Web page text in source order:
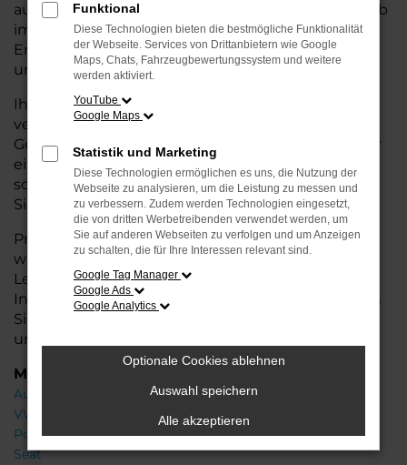
auf Komfort und Qualität verzichten zu müssen. Ob
im Stadtverkehr oder für längere Fahrten, der
Enyaq überzeugt durch Fahrkomfort, Sicherheit
und Wirtschaftlichkeit.
Ihr Škoda Autohaus in Syke ist Ihr
vertrauenswürdiger Partner, wenn es um
Gebrauchtwagen geht. Wir bieten Ihnen nicht nur
eine große Auswahl an geprüften Fahrzeugen,
sondern auch eine fachkundige Beratung, damit
Sie das für Sie passende Modell finden.
Profitieren Sie von unseren zusätzlichenServices
wie attraktiven Finanzierungsmöglichkeiten,
Leasingangeboten und der bequemen
Inzahlungnahme Ihres alten Fahrzeugs. Besuchen
Sie uns und überzeugen Sie sich von der Qualität
und dem Service, den wir Ihnen bieten!
Marken
Audi
VW
Porsche
Seat
Funktional
Diese Technologien bieten die bestmögliche Funktionalität
der Webseite. Services von Drittanbietern wie Google
Maps, Chats, Fahrzeugbewertungssystem und weitere
werden aktiviert.
YouTube
Google Maps
Statistik und Marketing
Diese Technologien ermöglichen es uns, die Nutzung der
Webseite zu analysieren, um die Leistung zu messen und
zu verbessern. Zudem werden Technologien eingesetzt,
die von dritten Werbetreibenden verwendet werden, um
Sie auf anderen Webseiten zu verfolgen und um Anzeigen
zu schalten, die für Ihre Interessen relevant sind.
Google Tag Manager
Google Ads
Google Analytics
Optionale Cookies ablehnen
Auswahl speichern
Alle akzeptieren